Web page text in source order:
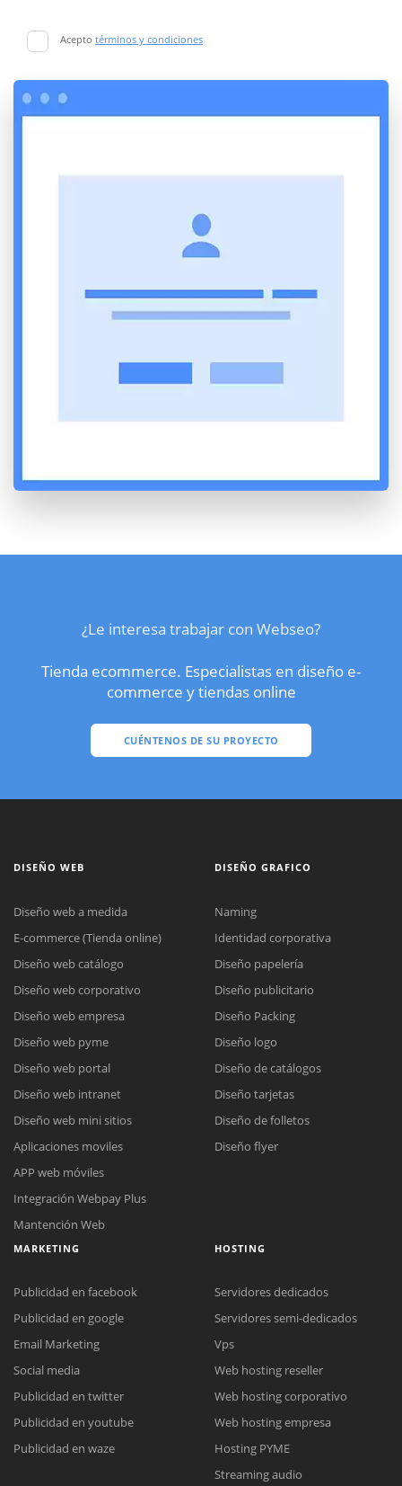
Acepto términos y condiciones
¿Le interesa trabajar con Webseo?
Tienda ecommerce. Especialistas en diseño e-
commerce y tiendas online
CUÉNTENOS DE SU PROYECTO
Reunión online
Meet para la reunión online.
Cotización
Chat Online
Todos nuestros ejecutivos están fuera de línea. Complete el formulario
DISEÑO WEB
Diseño web a medida
E-commerce (Tienda online)
Diseño web catálogo
Diseño web corporativo
Diseño web empresa
Diseño web pyme
Diseño web portal
Diseño web intranet
Diseño web mini sitios
Aplicaciones moviles
APP web móviles
Integración Webpay Plus
Mantención Web
DISEÑO GRAFICO
Naming
Identidad corporativa
Diseño papelería
Diseño publicitario
Diseño Packing
Diseño logo
Diseño de catálogos
Diseño tarjetas
Diseño de folletos
Diseño flyer
MARKETING
Publicidad en facebook
Publicidad en google
Email Marketing
Social media
Publicidad en twitter
Publicidad en youtube
Publicidad en waze
HOSTING
Servidores dedicados
Servidores semi-dedicados
Vps
Web hosting reseller
Web hosting corporativo
Web hosting empresa
Hosting PYME
Streaming audio